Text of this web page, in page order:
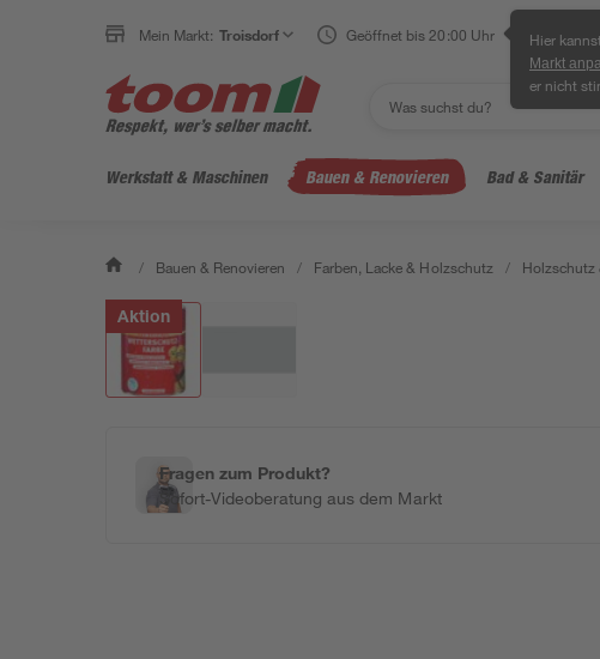
Mein Markt: Troisdorf Geöffnet bis 20:00 Uhr Hier
Markt
er nicht
Werkstatt & Maschinen Bauen & Renovieren Bad & Sanitär
/ Bauen & Renovieren / Farben, Lacke & Holzschutz / Holzschutz
Aktion
Fragen zum Produkt?
Sofort-Videoberatung aus dem Markt